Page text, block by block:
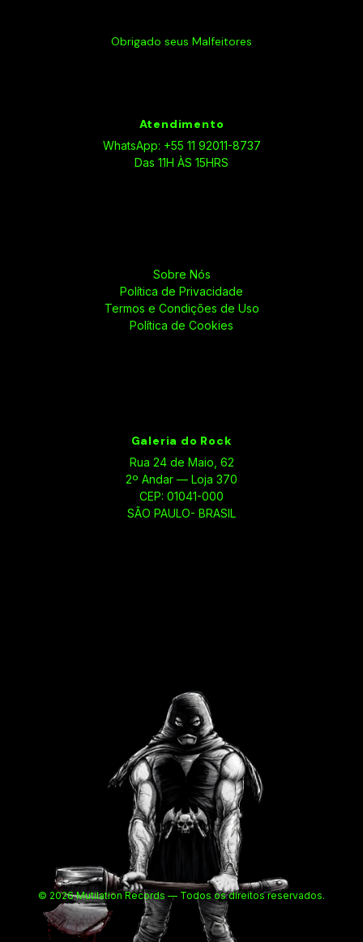
Obrigado seus Malfeitores
Atendimento
WhatsApp: +55 11 92011-8737
Das 11H ÀS 15HRS
Sobre Nós
Política de Privacidade
Termos e Condições de Uso
Política de Cookies
Galeria do Rock
Rua 24 de Maio, 62
2º Andar — Loja 370
CEP: 01041-000
SÃO PAULO- BRASIL
© 2026 Mutilation Records — Todos os direitos reservados.